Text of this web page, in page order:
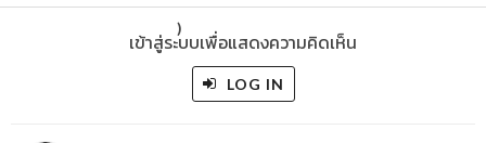
)
เข้าสู่ระบบเพื่อแสดงความคิดเห็น
LOG IN